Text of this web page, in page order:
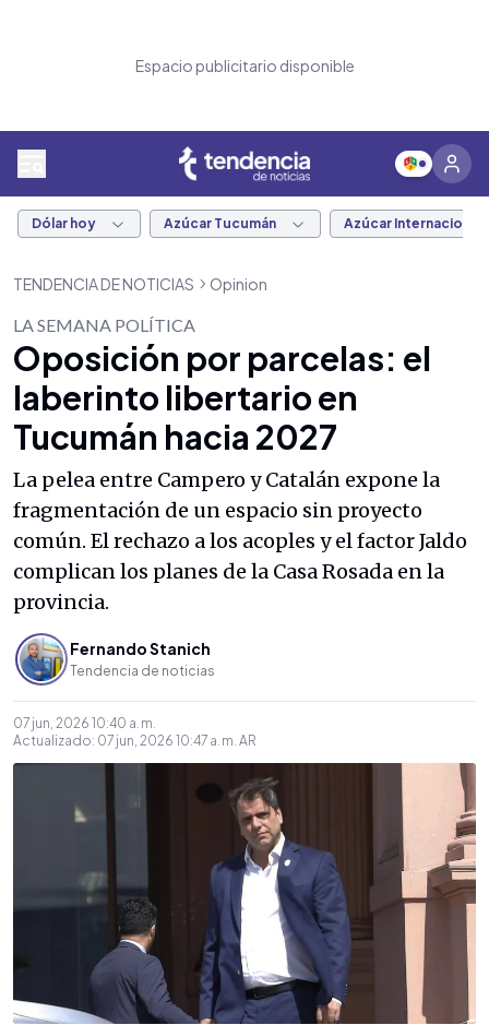
Espacio publicitario disponible
Dólar hoy Azúcar Tucumán Azúcar Internacional
TENDENCIA DE NOTICIAS Opinion
LA SEMANA POLÍTICA
Oposición por parcelas: el
laberinto libertario en
Tucumán hacia 2027
La pelea entre Campero y Catalán expone la
fragmentación de un espacio sin proyecto
común. El rechazo a los acoples y el factor Jaldo
complican los planes de la Casa Rosada en la
provincia.
Fernando Stanich
Tendencia de noticias
07 jun, 2026 10:40 a. m.
Actualizado: 07 jun, 2026 10:47 a. m. AR